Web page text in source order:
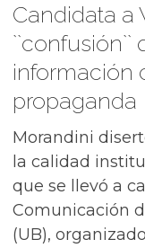
Candidata a
``confusión``
información
propaganda
Morandini
la calidad
que se llevó a
Comunicación
(UB),